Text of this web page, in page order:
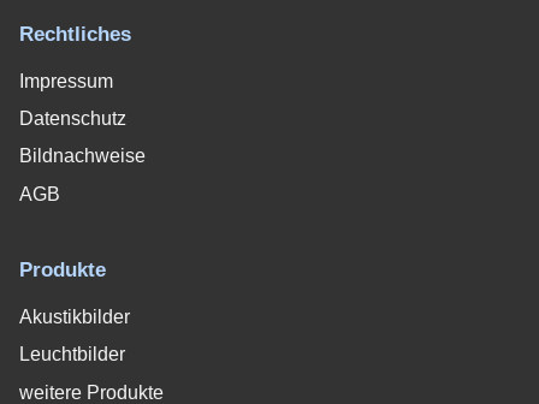
Rechtliches
Impressum
Datenschutz
Bildnachweise
AGB
Produkte
Akustikbilder
Leuchtbilder
weitere Produkte